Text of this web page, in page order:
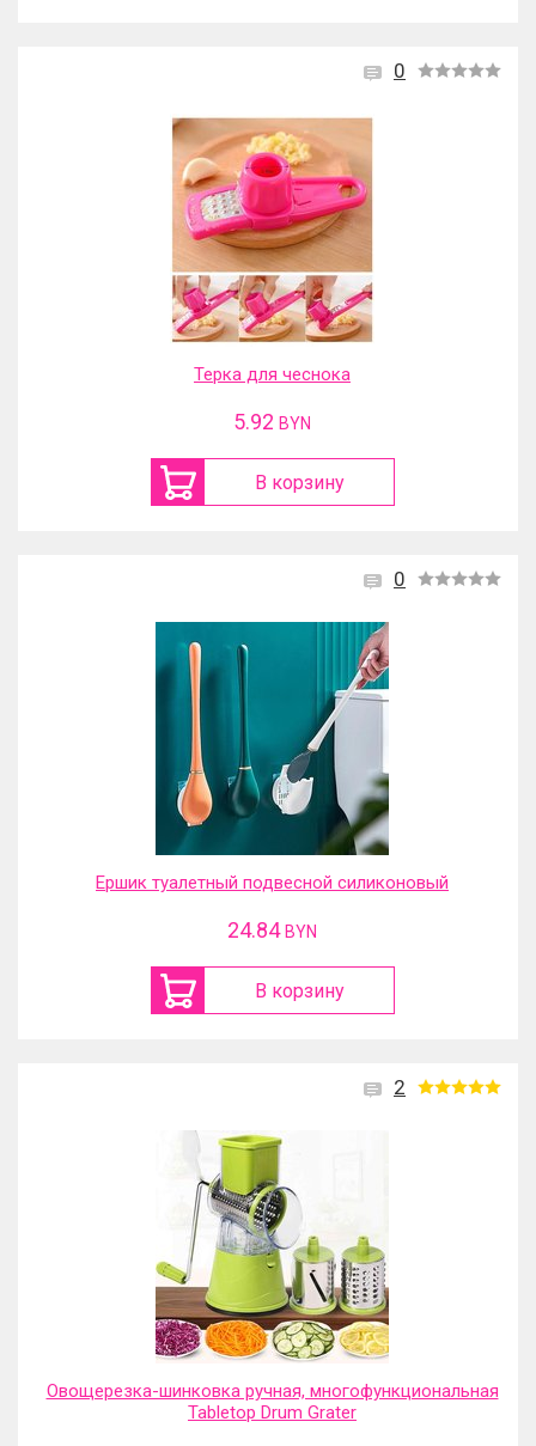
0
Терка для чеснока
5.92 BYN
В корзину
0
Ершик туалетный подвесной силиконовый
24.84 BYN
В корзину
2
Овощерезка-шинковка ручная, многофункциональная
Tabletop Drum Grater